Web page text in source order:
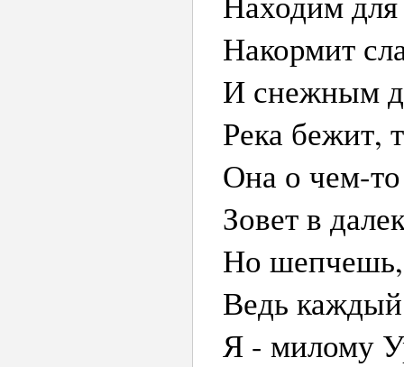
Накормит
И снежным
Река бежит,
Она о чем-
Зовет в
Но шепчешь,
Ведь
Я - милому